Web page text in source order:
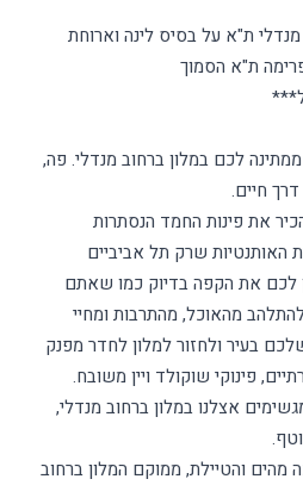
ת"א על בסיס לינה וארוחת
לכם במלון ברחוב מנדלי. פה,
את פינות החמד הנסתרות
האותנטיות שרק תל אביביים
לכם את הקפה בדיוק כמו שאתם
מהאוכל, מהתרבות ומחיי
בעיר ולחזור למלון לחדר מפנק
אצלנו במלון ברחוב מנדלי,
והטיילת, ממוקם המלון ברחוב